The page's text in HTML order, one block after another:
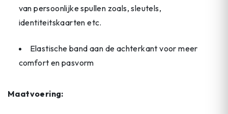
van persoonlijke spullen zoals, sleutels,
identiteitskaarten etc.
Elastische band aan de achterkant voor meer
comfort en pasvorm
Maatvoering: